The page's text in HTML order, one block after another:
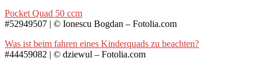
Pocket Quad 50 ccm
#52949507 | © Ionescu Bogdan – Fotolia.com
Was ist beim fahren eines Kinderquads zu beachten?
#44459082 | © dziewul – Fotolia.com